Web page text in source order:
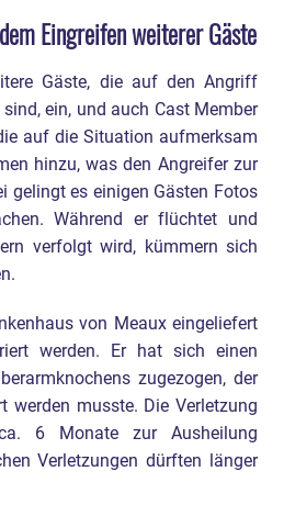
Eingreifen weiterer Gäste
Gäste, die auf den Angriff
ein, und auch Cast Member
auf die Situation aufmerksam
hinzu, was den Angreifer zur
gelingt es einigen Gästen Fotos
Während er flüchtet und
verfolgt wird, kümmern sich
von Meaux eingeliefert
werden. Er hat sich einen
zugezogen, der
werden musste. Die Verletzung
6 Monate zur Ausheilung
Verletzungen dürften länger